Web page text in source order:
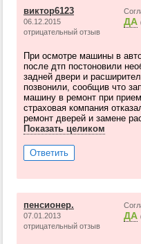
виктор6123
06.12.2015
отрицательный отзыв
ДА
При осмотре машины в
после дтп постоновили
задней двери и
позвонили, сообщив что
машину в ремонт при
страховая компания
ремонт дверей и замене
Показать целиком
Ответить
пенсионер.
07.01.2013
отрицательный отзыв
ДА